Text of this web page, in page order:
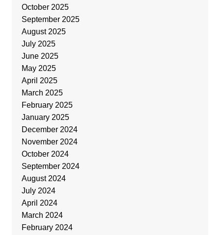
October 2025
September 2025
August 2025
July 2025
June 2025
May 2025
April 2025
March 2025
February 2025
January 2025
December 2024
November 2024
October 2024
September 2024
August 2024
July 2024
April 2024
March 2024
February 2024